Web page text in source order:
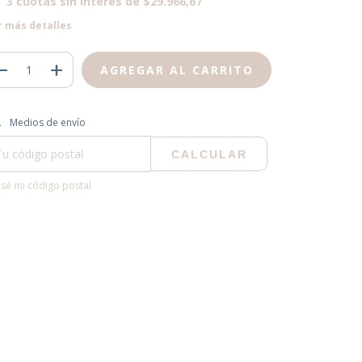
más detalles
para el CP:
Medios de envío
CALCULAR
mi código postal